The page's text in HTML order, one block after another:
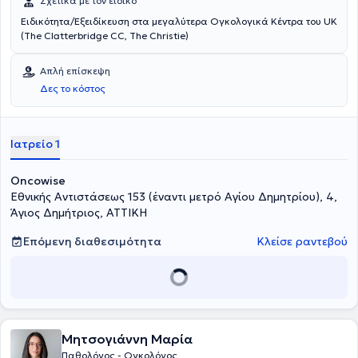
Ειδικότητα/Εξειδίκευση στα μεγαλύτερα Ογκολογικά Κέντρα του UK
(The Clatterbridge CC, The Christie)
Απλή επίσκεψη
Δες το κόστος
Ιατρείο 1
Oncowise
Εθνικής Αντιστάσεως 153 (έναντι μετρό Αγίου Δημητρίου), 4,
Άγιος Δημήτριος, ΑΤΤΙΚΗ
Επόμενη διαθεσιμότητα
Κλείσε ραντεβού
Μητσογιάννη Μαρία
Παθολόγος - Ογκολόγος